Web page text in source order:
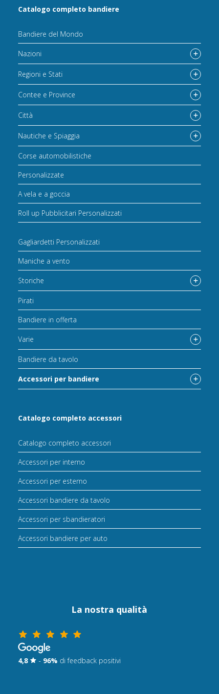
Catalogo completo bandiere
Bandiere del Mondo
Nazioni
Regioni e Stati
Contee e Province
Città
Nautiche e Spiaggia
Corse automobilistiche
Personalizzate
A vela e a goccia
Roll up Pubblicitari Personalizzati
Gagliardetti Personalizzati
Maniche a vento
Storiche
Pirati
Bandiere in offerta
Varie
Bandiere da tavolo
Accessori per bandiere
Catalogo completo accessori
Catalogo completo accessori
Accessori per interno
Accessori per esterno
Accessori bandiere da tavolo
Accessori per sbandieratori
Accessori bandiere per auto
La nostra qualità
4,8 - 96% di feedback positivi